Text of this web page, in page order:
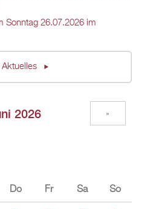
Sonntag 26.07.2026 im
Aktuelles
2026 »
Do Fr Sa So